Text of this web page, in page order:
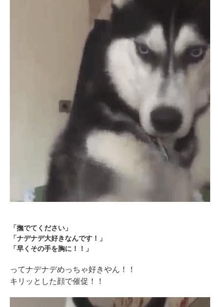
「撫でてください」
「ナデナデ大好きなんです！」
「早くその手を胸に！！」
ってナデナデめっちゃ好きやん！！
キリッとした顔で催促！！
pecodogs
いぬ部をフォロー
pecocats
ねこ部をフォロー
アプリをダウンロードする